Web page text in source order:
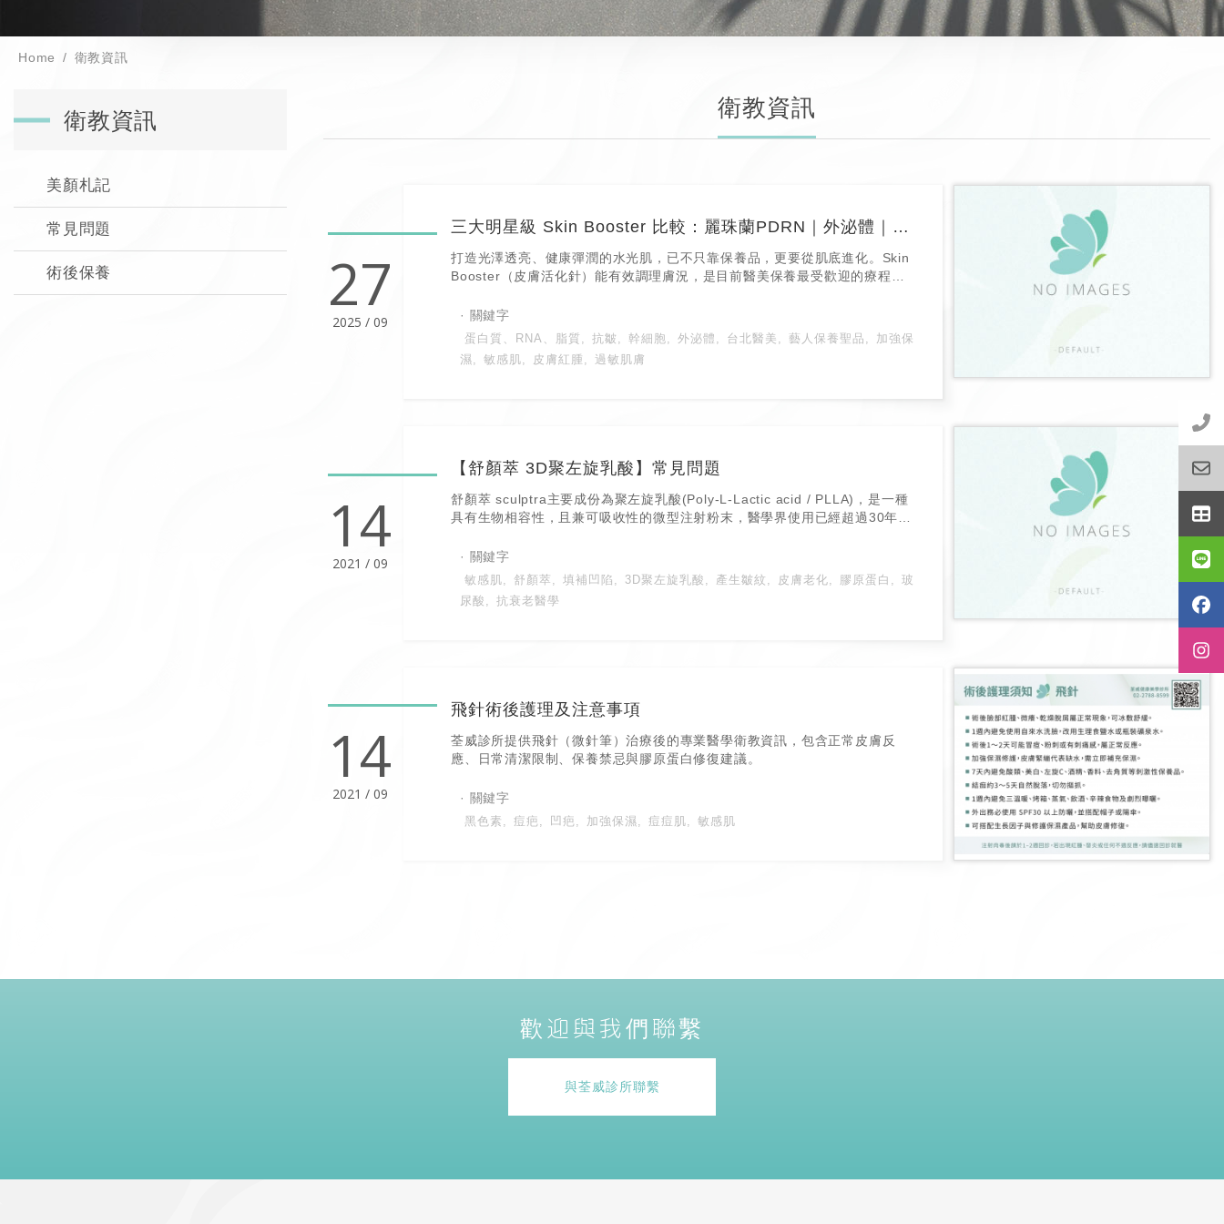
Home 衛教資訊
衛教資訊
美顏札記
常見問題
術後保養
衛教資訊
27
2025 / 09
三大明星級 Skin Booster 比較：麗珠蘭PDRN｜外泌體｜喬雅露PDLLA
打造光澤透亮、健康彈潤的水光肌，已不只靠保養品，更要從肌底進化。Skin
Booster（皮膚活化針）能有效調理膚況，是目前醫美保養最受歡迎的療程之
有不同機轉與優勢。這篇文章將帶你一一解析！
蛋白質、RNA、脂質 抗皺 幹細胞 外泌體 台北醫美 藝人保養聖品
加強保
濕
敏感肌 皮膚紅腫 過敏肌膚
14
2021 / 09
【舒顏萃 3D聚左旋乳酸】常見問題
舒顏萃 sculptra主要成份為聚左旋乳酸(Poly-L-Lactic acid / PLLA)，是一種
具有生物相容性，且兼可吸收性的微型注射粉末，醫學界使用已經超過30年，
敏感肌 舒顏萃 填補凹陷 3D聚左旋乳酸 產生皺紋 皮膚老化 膠原蛋白
玻
尿酸
抗衰老醫學
14
2021 / 09
飛針術後護理及注意事項
荃威診所提供飛針（微針筆）治療後的專業醫學衛教資訊，包含正常皮膚反
應、日常清潔限制、保養禁忌與膠原蛋白修復建議。
黑色素 痘疤 凹疤 加強保濕 痘痘肌 敏感肌
歡迎與我們聯繫
與荃威診所聯繫